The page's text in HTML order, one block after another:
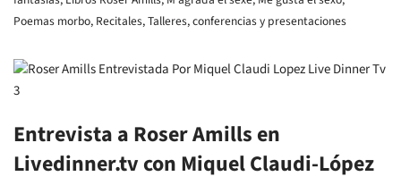
Poemas morbo, Recitales,Talleres, conferencias y presentaciones
Entrevista a Roser Amills en
Livedinner.tv con Miquel Claudi-López